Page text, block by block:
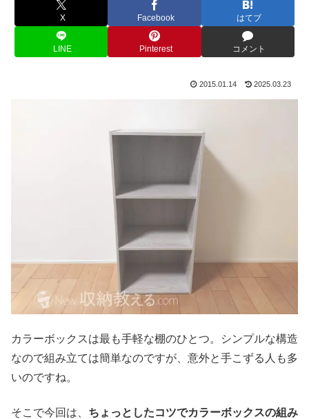
X Facebook はてブ
LINE Pinterest コメント
2015.01.14 2025.03.23
カラーボックスは最も手軽な棚のひとつ。シンプルな構造
なので組み立ては簡単なのですが、意外と手こずる人も多
いのですね。
そこで今回は、 ちょっとしたコツでカラーボックスの組み